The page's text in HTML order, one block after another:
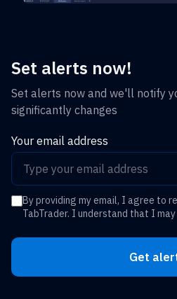
Set alerts now!
Set alerts now and we'll notify
significantly changes
Your email address
By providing my email, I agree to
TabTrader. I understand that I
Get